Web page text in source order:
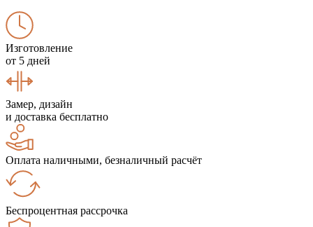
Изготовление
от 5 дней
Замер, дизайн
и доставка бесплатно
Оплата наличными, безналичный расчёт
Беспроцентная рассрочка